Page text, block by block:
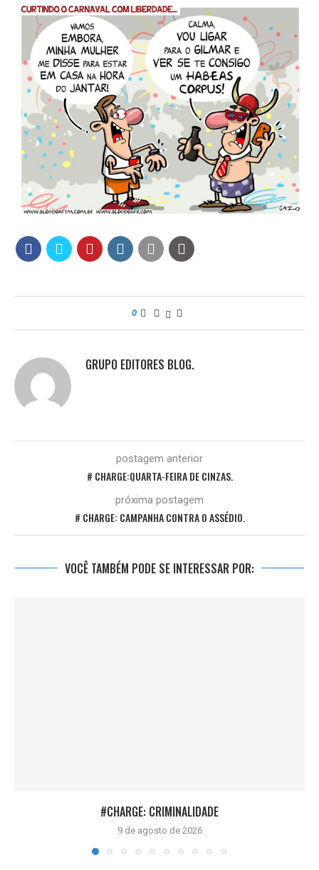
0
GRUPO EDITORES BLOG.
postagem anterior
# CHARGE:QUARTA-FEIRA DE CINZAS.
próxima postagem
# CHARGE: CAMPANHA CONTRA O ASSÉDIO.
VOCÊ TAMBÉM PODE SE INTERESSAR POR:
#CHARGE: CRIMINALIDADE
9 de agosto de 2026